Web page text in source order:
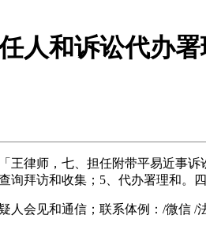
人和诉讼代办署
律师，七、担任附带平易近事诉
询拜访和收集；5、代办署理和。
会见和通信；联系体例：/微信 /